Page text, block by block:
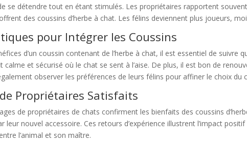
se détendre tout en étant stimulés. Les propriétaires rapportent
des coussins d’herbe à chat. Les félins deviennent plus joueurs,
pour Intégrer les Coussins
d’un coussin contenant de l’herbe à chat, il est essentiel de suivre
calme et sécurisé où le chat se sent à l’aise. De plus, il est bon de
observer les préférences de leurs félins pour affiner le choix du
Propriétaires Satisfaits
de propriétaires de chats confirment les bienfaits des coussins
leur nouvel accessoire. Ces retours d’expérience illustrent l’impact
l’animal et son maître.